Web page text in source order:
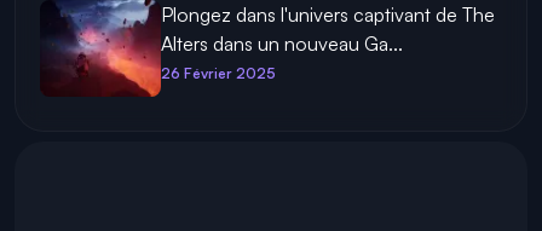
Plongez dans l'univers captivant de The
Alters dans un nouveau Ga...
26 Février 2025